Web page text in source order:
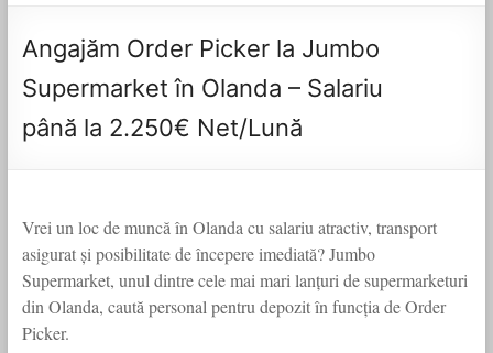
Angajăm Order Picker la Jumbo
Supermarket în Olanda – Salariu
până la 2.250€ Net/Lună
Vrei un loc de muncă în Olanda cu salariu atractiv, transport
asigurat și posibilitate de începere imediată? Jumbo
Supermarket, unul dintre cele mai mari lanțuri de supermarketuri
din Olanda, caută personal pentru depozit în funcția de Order
Picker.